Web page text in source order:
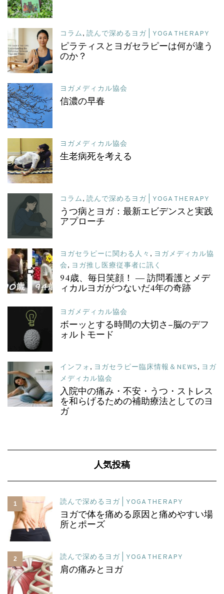
コラム, 読んで深めるヨガ | YOGA THERAPY
ピラティスとヨガセラピーは何が違う
のか？
ヨガメディカル協会
信濃の早春
ヨガメディカル協会
生老病死を考える
コラム, 読んで深めるヨガ | YOGA THERAPY
うつ病とヨガ：最新エビデンスと実践
アプローチ
ヨガセラピーに関わる人々 , ヨガメディカル協
会, ヨガ推し医療従事者に訊く
94歳、毎日笑顔！ ― 訪問看護とメデ
ィカルヨガがつないだ4年の奇跡
ヨガメディカル協会
ボーッとする時間の大切さ–脳のデフ
ォルトモード
インフォ , ヨガセラピー臨床情報＆NEWS, ヨガ
メディカル協会
入院中の痛み・不安・うつ・ストレス
を和らげるための補助療法としてのヨ
ガ
人気投稿
1 読んで深めるヨガ | YOGA THERAPY
ヨガで体を痛める原因と痛めやすい場
所とポーズ
2 読んで深めるヨガ | YOGA THERAPY
肩の痛みとヨガ